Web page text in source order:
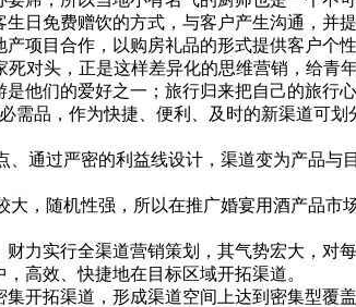
免费赠饮的方式，与客户产生沟通，并提
目合作，以购房礼品的形式提供客户个性
头，正是这样差异化的思维营销，给青年
们的爱好之一；旅行归来把自己的旅行心
品，作为快捷、便利、及时的新渠道可划
过严密的利益线设计，渠道变为产品与
随机性强，所以在推广婚宴用酒产品市
实行全渠道营销策划，其气势宏大，对
效、快捷地在目标区域开拓渠道。
拓渠道，形成渠道空间上达到密集型覆盖